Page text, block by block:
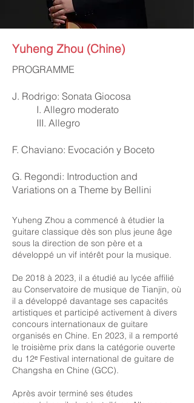
Yuheng Zhou (Chine)
PROGRAMME
J. Rodrigo: Sonata Giocosa
I. Allegro moderato
III. Allegro
F. Chaviano: Evocación y Boceto
G. Regondi: Introduction and
Variations on a Theme by Bellini
Yuheng Zhou a commencé à étudier la
guitare classique dès son plus jeune âge
sous la direction de son père et a
développé un vif intérêt pour la musique.
De 2018 à 2023, il a étudié au lycée affilié
au Conservatoire de musique de Tianjin, où
il a développé davantage ses capacités
artistiques et participé activement à divers
concours internationaux de guitare
organisés en Chine. En 2023, il a remporté
le troisième prix dans la catégorie ouverte
du 12ᵉ Festival international de guitare de
Changsha en Chine (GCC).
Après avoir terminé ses études